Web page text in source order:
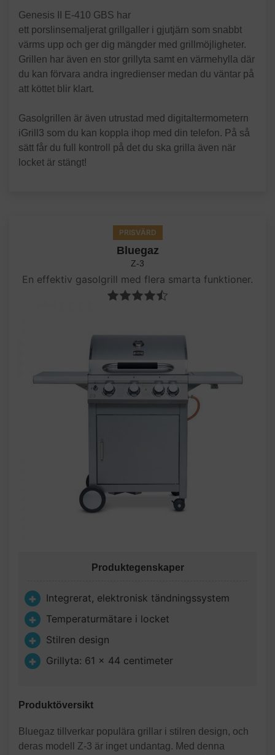
Genesis II E-410 GBS har
ett porslinsemaljerat grillgaller i gjutjärn som snabbt
värms upp och ger dig mängder med grillmöjligheter.
Grillen har även en stor grillyta samt en värmehylla där
du kan förvara andra ingredienser medan du väntar på
att köttet blir klart.
Gasolgrillen är även utrustad med digitaltermometern
iGrill3 som du kan koppla ihop med din telefon. På så
sätt får du full kontroll på det du ska grilla även när
locket är stängt!
PRISVÄRD
Bluegaz
Z-3
En effektiv gasolgrill med flera smarta funktioner.
Produktegenskaper
Integrerat, elektronisk tändningssystem
Temperaturmätare i locket
Stilren design
Grillyta: 61 x 44 centimeter
Produktöversikt
Bluegaz tillverkar populära grillar i stilren design, och
deras modell Z-3 är inget undantag. Med denna